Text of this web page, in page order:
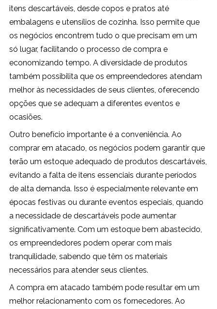
itens descartáveis, desde copos e pratos até
embalagens e utensílios de cozinha. Isso permite que
os negócios encontrem tudo o que precisam em um
só lugar, facilitando o processo de compra e
economizando tempo. A diversidade de produtos
também possibilita que os empreendedores atendam
melhor às necessidades de seus clientes, oferecendo
opções que se adequam a diferentes eventos e
ocasiões.
Outro benefício importante é a conveniência. Ao
comprar em atacado, os negócios podem garantir que
terão um estoque adequado de produtos descartáveis,
evitando a falta de itens essenciais durante períodos
de alta demanda. Isso é especialmente relevante em
épocas festivas ou durante eventos especiais, quando
a necessidade de descartáveis pode aumentar
significativamente. Com um estoque bem abastecido,
os empreendedores podem operar com mais
tranquilidade, sabendo que têm os materiais
necessários para atender seus clientes.
A compra em atacado também pode resultar em um
melhor relacionamento com os fornecedores. Ao